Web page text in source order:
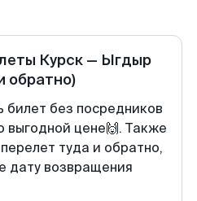
Курск— Ыгдыр
обратно)
без посредников
выгодной цене🙌. Также
туда и обратно,
дату возвращения